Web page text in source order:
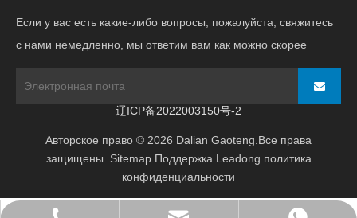
Если у вас есть какие-либо вопросы, пожалуйста, свяжитесь
с нами немедленно, мы ответим вам как можно скорее
辽ICP备2022003150号-2
Авторское право © 2026 Dalian Gaoteng.Все права
защищены. SitemapПоддержка Leadong политика
конфиденциальности